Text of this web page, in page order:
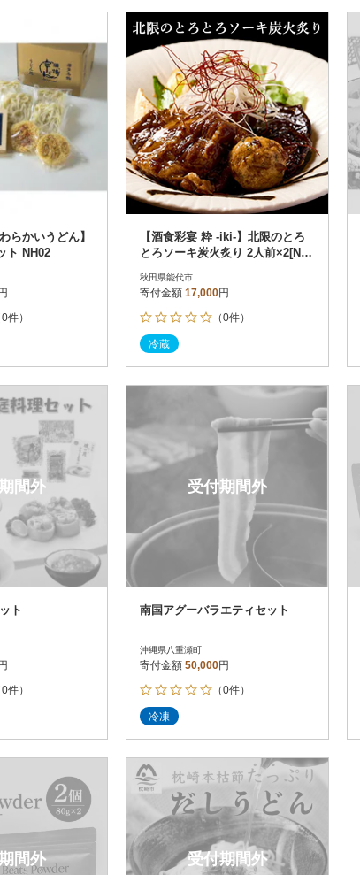
らかいうどん】
ト NH02
0件）
【酒食彩宴 粋 -iki-】北限のとろ
とろソーキ炭火炙り 2人前×2[No.
秋田県能代市
寄付金額 17,000円
（0件）
冷蔵
間外
ト
円
0件）
受付期間外
南国アグーバラエティセット
沖縄県八重瀬町
寄付金額 50,000円
（0件）
冷凍
間外 受付期間外